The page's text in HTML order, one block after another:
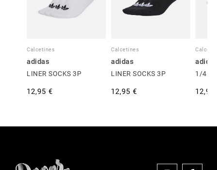
Calcetines
adidas
LINER SOCKS 3P
12,95 €
Calcetines
adidas
LINER SOCKS 3P
12,95 €
1/4
12,95